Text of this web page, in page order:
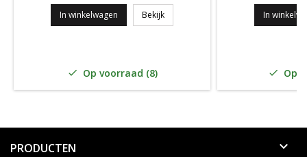
In winkelwagen BekijkWilson Pro Comfort Overgrip x3
 Op voorraad (8)
In
 Op
PRODUCTEN 